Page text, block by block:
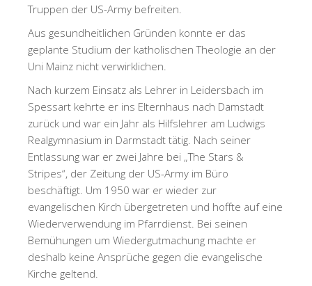
Truppen der US-Army befreiten.
Aus gesundheitlichen Gründen konnte er das
geplante Studium der katholischen Theologie an der
Uni Mainz nicht verwirklichen.
Nach kurzem Einsatz als Lehrer in Leidersbach im
Spessart kehrte er ins Elternhaus nach Damstadt
zurück und war ein Jahr als Hilfslehrer am Ludwigs
Realgymnasium in Darmstadt tätig. Nach seiner
Entlassung war er zwei Jahre bei „The Stars &
Stripes“, der Zeitung der US-Army im Büro
beschäftigt. Um 1950 war er wieder zur
evangelischen Kirch übergetreten und hoffte auf eine
Wiederverwendung im Pfarrdienst. Bei seinen
Bemühungen um Wiedergutmachung machte er
deshalb keine Ansprüche gegen die evangelische
Kirche geltend.